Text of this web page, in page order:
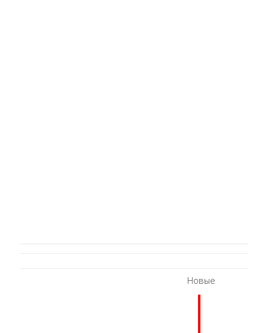
Новые